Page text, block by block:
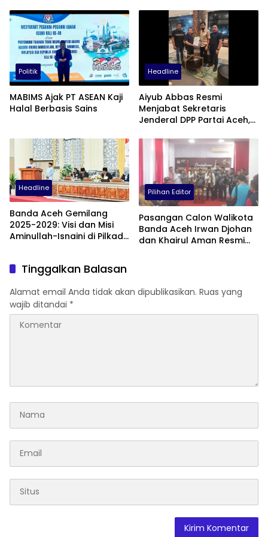
Politik
MABIMS Ajak PT ASEAN Kaji
Halal Berbasis Sains
Headline
Aiyub Abbas Resmi
Menjabat Sekretaris
Jenderal DPP Partai Aceh,
Headline
Banda Aceh Gemilang
2025-2029: Visi dan Misi
Aminullah-Isnaini di Pilkada
Pilihan Editor
Pasangan Calon Walikota
Banda Aceh Irwan Djohan
dan Khairul Aman Resmi
Tinggalkan Balasan
Alamat email Anda tidak akan dipublikasikan. Ruas yang
wajib ditandai *